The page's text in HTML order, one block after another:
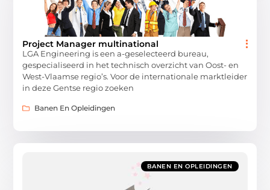
Project Manager multinational
LGA Engineering is een a-geselecteerd bureau,
gespecialiseerd in het technisch overzicht van Oost- en
West-Vlaamse regio’s. Voor de internationale marktleider
in deze Gentse regio zoeken
Banen En Opleidingen
BANEN EN OPLEIDINGEN